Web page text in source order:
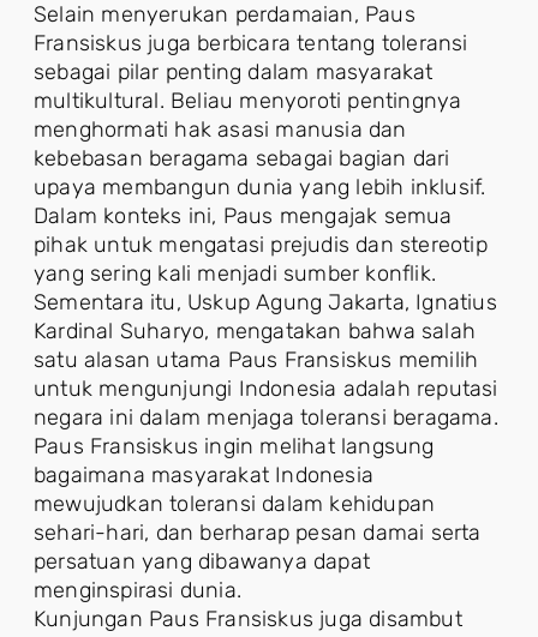
Selain menyerukan perdamaian, Paus
Fransiskus juga berbicara tentang toleransi
sebagai pilar penting dalam masyarakat
multikultural. Beliau menyoroti pentingnya
menghormati hak asasi manusia dan
kebebasan beragama sebagai bagian dari
upaya membangun dunia yang lebih inklusif.
Dalam konteks ini, Paus mengajak semua
pihak untuk mengatasi prejudis dan stereotip
yang sering kali menjadi sumber konflik.
Sementara itu, Uskup Agung Jakarta, Ignatius
Kardinal Suharyo, mengatakan bahwa salah
satu alasan utama Paus Fransiskus memilih
untuk mengunjungi Indonesia adalah reputasi
negara ini dalam menjaga toleransi beragama.
Paus Fransiskus ingin melihat langsung
bagaimana masyarakat Indonesia
mewujudkan toleransi dalam kehidupan
sehari-hari, dan berharap pesan damai serta
persatuan yang dibawanya dapat
menginspirasi dunia.
Kunjungan Paus Fransiskus juga disambut